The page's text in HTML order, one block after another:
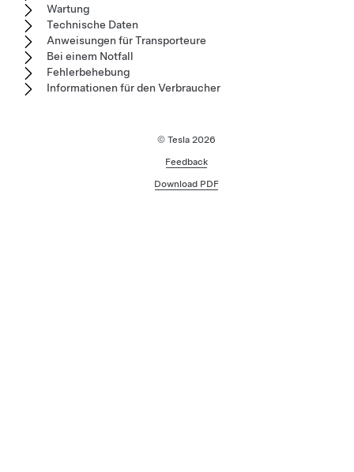
Wartung
Technische Daten
Anweisungen für Transporteure
Bei einem Notfall
Fehlerbehebung
Informationen für den Verbraucher
© Tesla 2026
Feedback
Download PDF